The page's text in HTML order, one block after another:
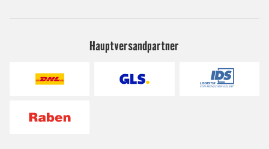
Hauptversandpartner